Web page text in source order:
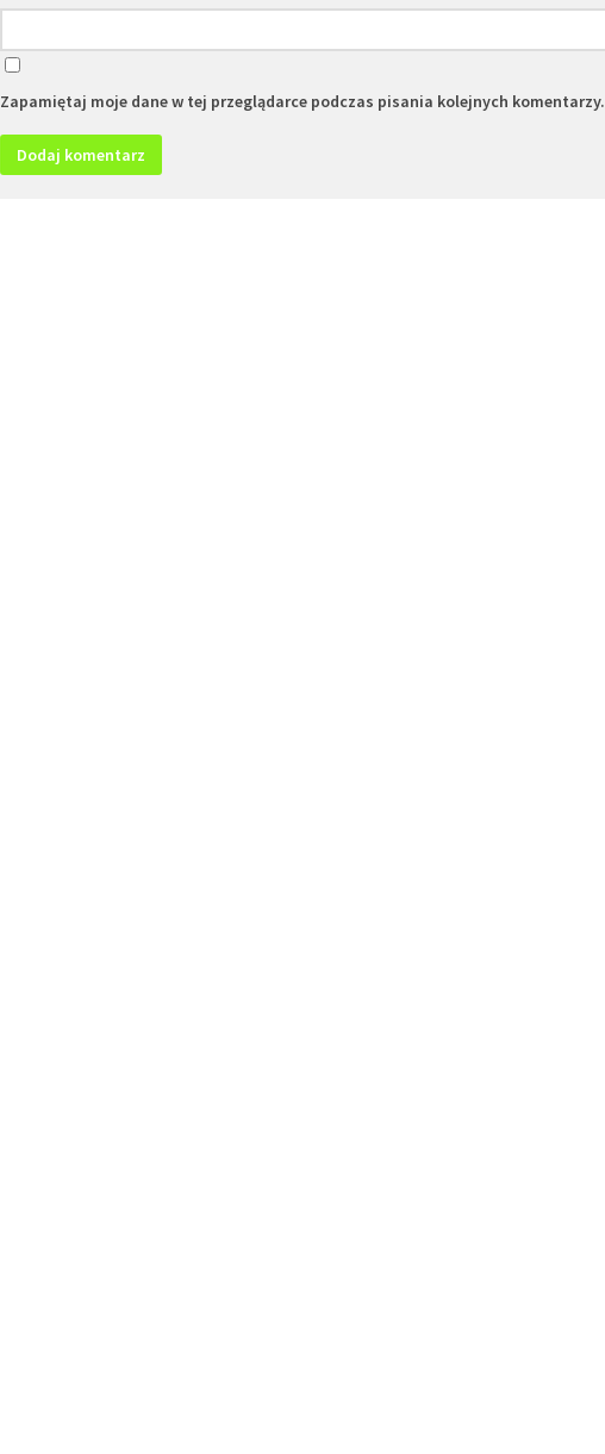
Zapamiętaj moje dane w tej przeglądarce podczas pisania kolejnych komentarzy.